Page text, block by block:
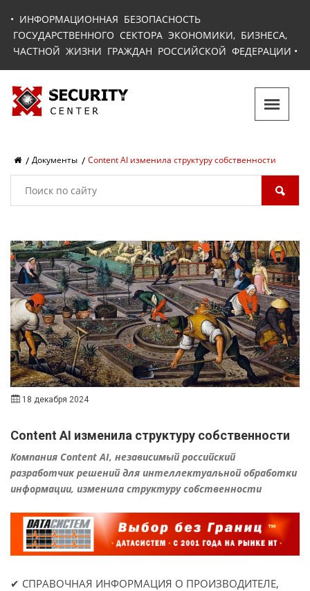
• ИНФОРМАЦИОННАЯ БЕЗОПАСНОСТЬ
ГОСУДАРСТВЕННОГО СЕКТОРА ЭКОНОМИКИ, БИЗНЕСА,
ЧАСТНОЙ ЖИЗНИ ГРАЖДАН РОССИЙСКОЙ ФЕДЕРАЦИИ •
Документы Content AI изменила структуру собственности
18 декабря 2024
Content AI изменила структуру собственности
Компания Content AI, независимый российский
разработчик решений для интеллектуальной обработки
информации, изменила структуру собственности
✔ СПРАВОЧНАЯ ИНФОРМАЦИЯ О ПРОИЗВОДИТЕЛЕ,